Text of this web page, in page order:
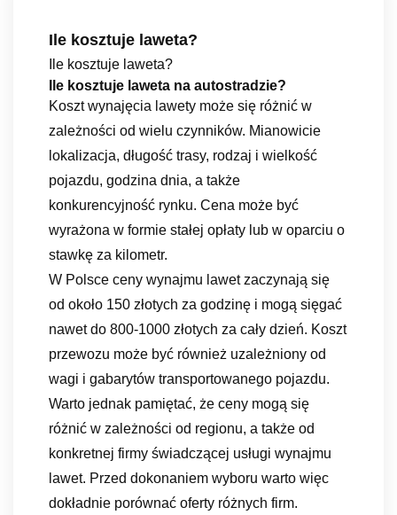
Ile kosztuje laweta?
Ile kosztuje laweta?
Ile kosztuje laweta na autostradzie?
Koszt wynajęcia lawety może się różnić w
zależności od wielu czynników. Mianowicie
lokalizacja, długość trasy, rodzaj i wielkość
pojazdu, godzina dnia, a także
konkurencyjność rynku. Cena może być
wyrażona w formie stałej opłaty lub w oparciu o
stawkę za kilometr.
W Polsce ceny wynajmu lawet zaczynają się
od około 150 złotych za godzinę i mogą sięgać
nawet do 800-1000 złotych za cały dzień. Koszt
przewozu może być również uzależniony od
wagi i gabarytów transportowanego pojazdu.
Warto jednak pamiętać, że ceny mogą się
różnić w zależności od regionu, a także od
konkretnej firmy świadczącej usługi wynajmu
lawet. Przed dokonaniem wyboru warto więc
dokładnie porównać oferty różnych firm.